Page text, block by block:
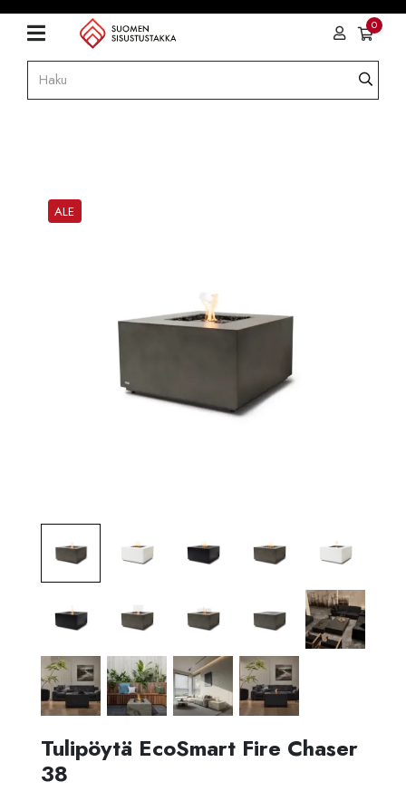
0
ALE
Tulipöytä EcoSmart Fire Chaser
38